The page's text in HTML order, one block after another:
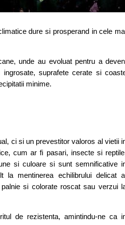
dure si prosperand in cele
unde au evoluat pentru a
suprafete cerate si
minime.
ci si un prevestitor valoros al vietii
cum ar fi pasari, insecte si
si culoare si sunt semnificative
la mentinerea echilibrului delicat
si colorate roscat sau verzui
de rezistenta, amintindu-ne ca